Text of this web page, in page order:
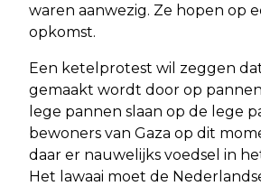
waren aanwezig. Ze hopen op
opkomst.
Een ketelprotest wil zeggen
gemaakt wordt door op
lege pannen slaan op de lege
bewoners van Gaza op dit
daar er nauwelijks voedsel in
Het lawaai moet de